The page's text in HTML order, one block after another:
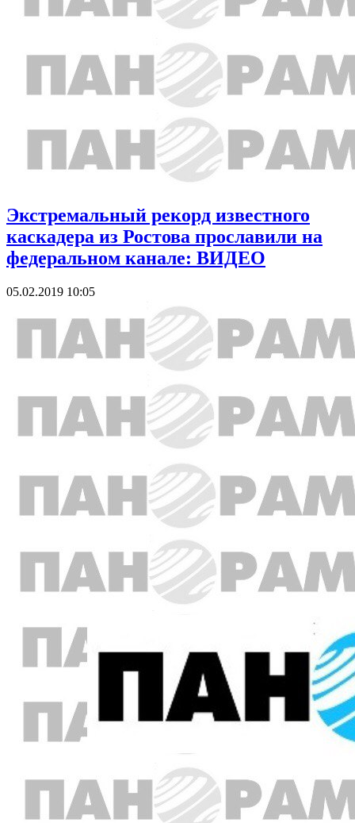
Экстремальный рекорд известного
каскадера из Ростова прославили на
федеральном канале: ВИДЕО
05.02.2019 10:05